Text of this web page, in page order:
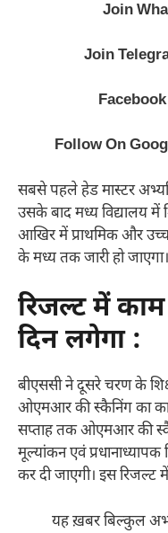
Join
Join
Follow On
सबसे पहले हेड मास्टर
उसके बाद मध्य विद्यालय में
आखिर में प्राथमिक और उच्च
के मध्य तक जारी हो जाएगा।
रिजल्ट में
दिन लगेगा :
बीएससी ने दूसरे चरण के
ओएमआर की स्कैनिंग का
सप्ताह तक ओएमआर की
मूल्यांकन एवं प्रधानाध्यापक
कर दी जाएगी। इस
यह ख़बर बिल्कुल